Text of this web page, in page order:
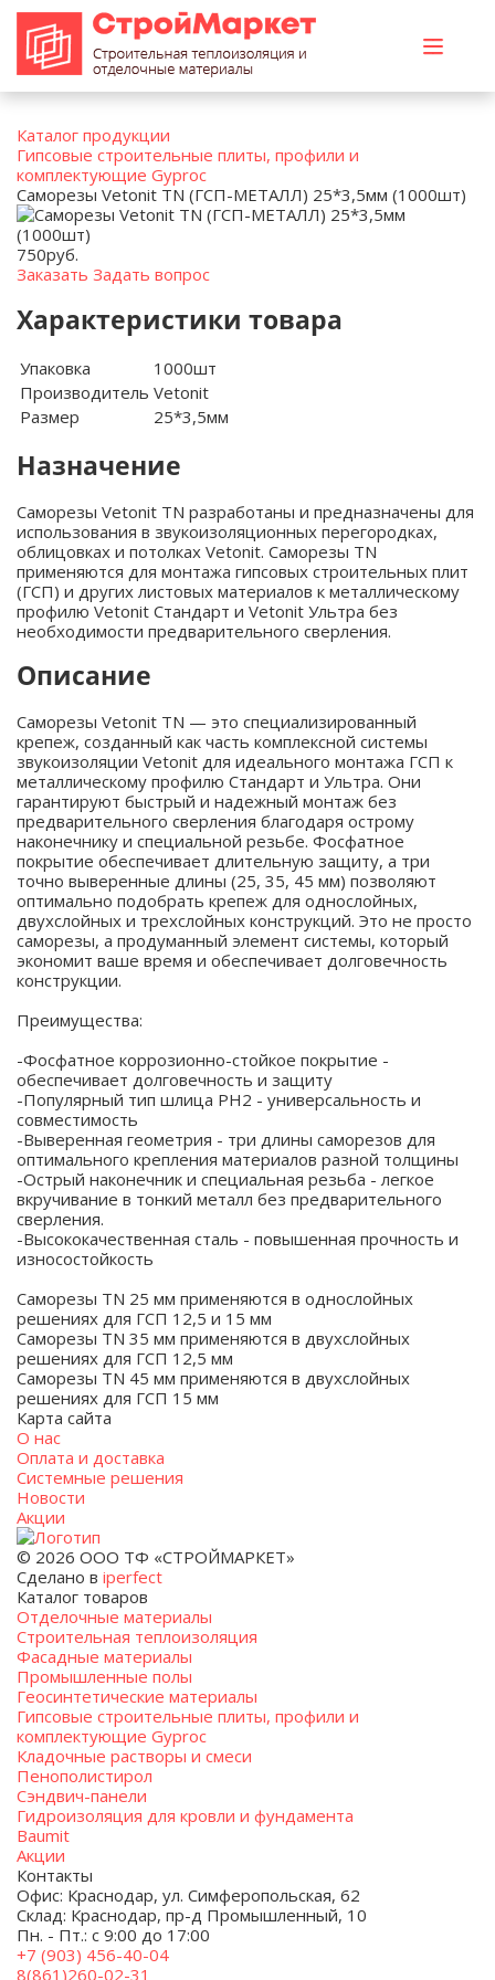
Каталог продукции
Гипсовые строительные плиты, профили и
комплектующие Gyproc
Саморезы Vetonit TN (ГСП-МЕТАЛЛ) 25*3,5мм (1000шт)
750руб.
Заказать Задать вопрос
Характеристики товара
Упаковка
1000шт
Производитель Vetonit
Размер
25*3,5мм
Назначение
Саморезы Vetonit TN разработаны и предназначены для
использования в звукоизоляционных перегородках,
облицовках и потолках Vetonit. Саморезы TN
применяются для монтажа гипсовых строительных плит
(ГСП) и других листовых материалов к металлическому
профилю Vetonit Стандарт и Vetonit Ультра без
необходимости предварительного сверления.
Описание
Саморезы Vetonit TN — это специализированный
крепеж, созданный как часть комплексной системы
звукоизоляции Vetonit для идеального монтажа ГСП к
металлическому профилю Стандарт и Ультра. Они
гарантируют быстрый и надежный монтаж без
предварительного сверления благодаря острому
наконечнику и специальной резьбе. Фосфатное
покрытие обеспечивает длительную защиту, а три
точно выверенные длины (25, 35, 45 мм) позволяют
оптимально подобрать крепеж для однослойных,
двухслойных и трехслойных конструкций. Это не просто
саморезы, а продуманный элемент системы, который
экономит ваше время и обеспечивает долговечность
конструкции.
Преимущества:
-Фосфатное коррозионно-стойкое покрытие -
обеспечивает долговечность и защиту
-Популярный тип шлица PH2 - универсальность и
совместимость
-Выверенная геометрия - три длины саморезов для
оптимального крепления материалов разной толщины
-Острый наконечник и специальная резьба - легкое
вкручивание в тонкий металл без предварительного
сверления.
-Высококачественная сталь - повышенная прочность и
износостойкость
Саморезы TN 25 мм применяются в однослойных
решениях для ГСП 12,5 и 15 мм
Саморезы TN 35 мм применяются в двухслойных
решениях для ГСП 12,5 мм
Саморезы TN 45 мм применяются в двухслойных
решениях для ГСП 15 мм
Карта сайта
О нас
Оплата и доставка
Системные решения
Новости
Акции
© 2026 ООО ТФ «СТРОЙМАРКЕТ»
Сделано в iperfect
Каталог товаров
Отделочные материалы
Строительная теплоизоляция
Фасадные материалы
Промышленные полы
Геосинтетические материалы
Гипсовые строительные плиты, профили и
комплектующие Gyproc
Кладочные растворы и смеси
Пенополистирол
Сэндвич-панели
Гидроизоляция для кровли и фундамента
Baumit
Акции
Контакты
Офис: Краснодар, ул. Симферопольская, 62
Склад: Краснодар, пр-д Промышленный, 10
Пн. - Пт.: с 9:00 до 17:00
+7 (903) 456-40-04
8(861)260-02-31